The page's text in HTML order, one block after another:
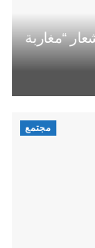
“مغاربة
مجتمع